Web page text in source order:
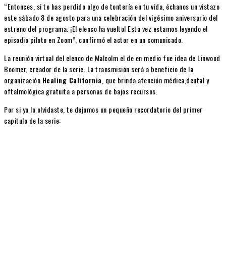
“Entonces, si te has perdido algo de tontería en tu vida, échanos un vistazo
este sábado 8 de agosto para una celebración del vigésimo aniversario del
estreno del programa. ¡El elenco ha vuelto! Esta vez estamos leyendo el
episodio piloto en Zoom”, confirmó el actor en un comunicado.
La reunión virtual del elenco de Malcolm el de en medio fue idea de Linwood
Boomer, creador de la serie. La transmisión será a beneficio de la
organización Healing California , que brinda atención médica,dental y
oftalmológica gratuita a personas de bajos recursos.
Por si ya lo olvidaste, te dejamos un pequeño recordatorio del primer
capitulo de la serie: